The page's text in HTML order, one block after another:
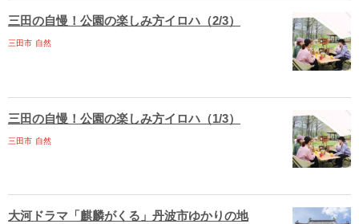
三田の自慢！公園の楽しみ方イロハ（2/3）
三田市 自然
三田の自慢！公園の楽しみ方イロハ（1/3）
三田市 自然
大河ドラマ「麒麟がくる」丹波市ゆかりの地